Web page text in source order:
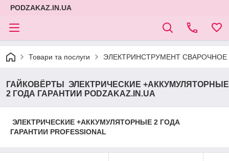
PODZAKAZ.IN.UA
Товари та послуги ЭЛЕКТРИНСТРУМЕНТ
ГАЙКОВЁРТЫ ЭЛЕКТРИЧЕСКИЕ +АККУМУЛЯТОРНЫЕ
2 ГОДА ГАРАНТИИ PODZAKAZ.IN.UA
ЭЛЕКТРИЧЕСКИЕ +АККУМУЛЯТОРНЫЕ 2 ГОДА
ГАРАНТИИ PROFESSIONAL